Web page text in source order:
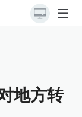
地方转